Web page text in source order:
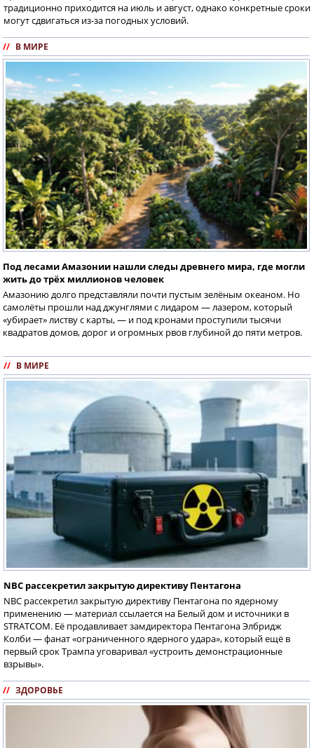
традиционно приходится на июль и август, однако конкретные сроки
могут сдвигаться из-за погодных условий.
// В МИРЕ
Под лесами Амазонии нашли следы древнего мира, где могли
жить до трёх миллионов человек
Амазонию долго представляли почти пустым зелёным океаном. Но
самолёты прошли над джунглями с лидаром — лазером, который
«убирает» листву с карты, — и под кронами проступили тысячи
квадратов домов, дорог и огромных рвов глубиной до пяти метров.
// В МИРЕ
NBC рассекретил закрытую директиву Пентагона
NBC рассекретил закрытую директиву Пентагона по ядерному
применению — материал ссылается на Белый дом и источники в
STRATCOM. Её продавливает замдиректора Пентагона Элбридж
Колби — фанат «ограниченного ядерного удара», который ещё в
первый срок Трампа уговаривал «устроить демонстрационные
взрывы».
// ЗДОРОВЬЕ